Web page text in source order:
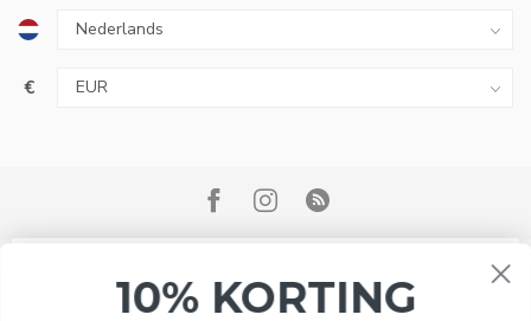
€
© Copyright 2026 Bonsai Plaza
akkoord?
Ja Nee Meer over cookies »
DE HOOGTE VAN ACTIES EN NIEUWS.